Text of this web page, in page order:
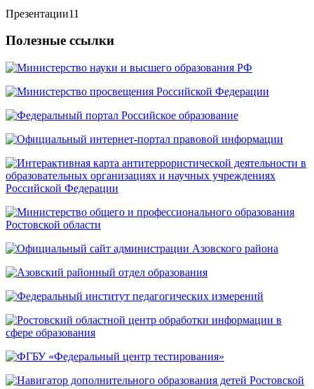
Презентации11
Полезные ссылки